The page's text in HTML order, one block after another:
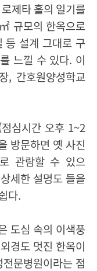
제타 홀의 일기를
㎡ 규모의 한옥으로
등 설계 그대로 구
느낄 수 있다. 이
, 간호원양성학교
점심시간 오후 1~2
방문하면 옛 사진
관람할 수 있으
세한 설명도 들을
다.
도심 속의 이색풍
경도 멋진 한옥이
문병원이라는 점